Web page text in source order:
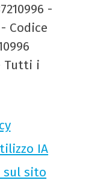
-
Codice
Tutti i
IA
sul sito